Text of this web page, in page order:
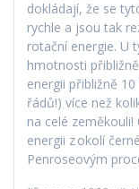
dokládají, že se
rychle a jsou tak
rotační energie. U
hmotnosti
energii přibližně 10
řádů!) více než
na celé
energii z okolí
Penroseovým